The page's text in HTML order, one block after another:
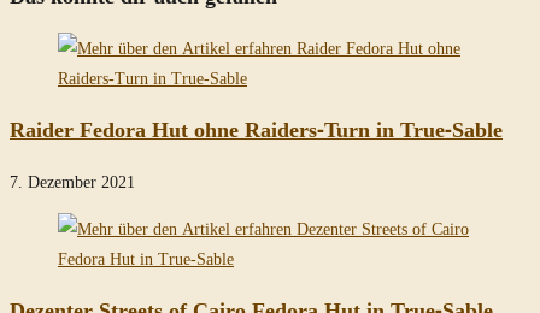
Raider Fedora Hut ohne Raiders-Turn in True-Sable
7. Dezember 2021